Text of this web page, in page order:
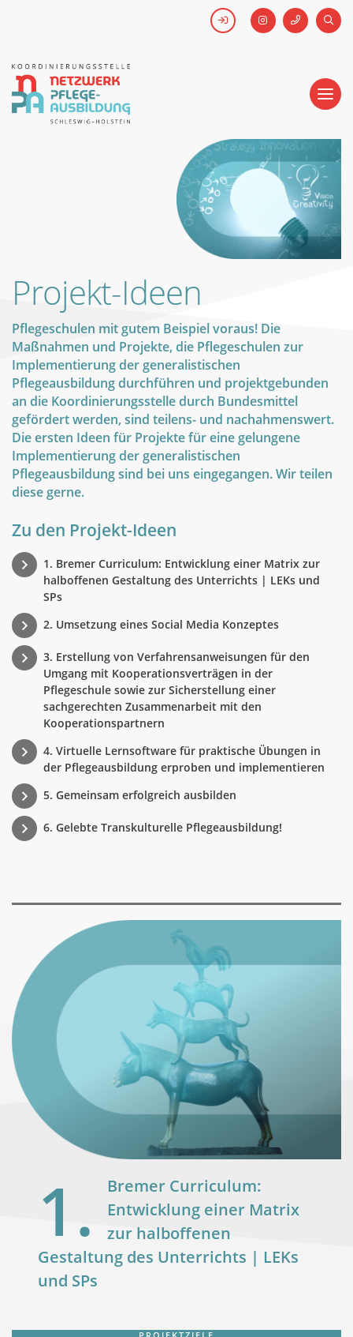
FACEBOOK
Projekt-Ideen
Pflegeschulen mit gutem Beispiel voraus! Die
Maßnahmen und Projekte, die Pflegeschulen zur
Implementierung der generalistischen
Pflegeausbildung durchführen und projektgebunden
an die Koordinierungsstelle durch Bundesmittel
gefördert werden, sind teilens- und nachahmenswert.
Die ersten Ideen für Projekte für eine gelungene
Implementierung der generalistischen
Pflegeausbildung sind bei uns eingegangen. Wir teilen
diese gerne.
Zu den Projekt-Ideen
1. Bremer Curriculum: Entwicklung einer Matrix zur
halboffenen Gestaltung des Unterrichts | LEKs und
SPs
2. Umsetzung eines Social Media Konzeptes
3. Erstellung von Verfahrensanweisungen für den
Umgang mit Kooperationsverträgen in der
Pflegeschule sowie zur Sicherstellung einer
sachgerechten Zusammenarbeit mit den
Kooperationspartnern
4. Virtuelle Lernsoftware für praktische Übungen in
der Pflegeausbildung erproben und implementieren
5. Gemeinsam erfolgreich ausbilden
6. Gelebte Transkulturelle Pflegeausbildung!
1.
Bremer Curriculum:
Entwicklung einer Matrix
zur halboffenen
Gestaltung des Unterrichts | LEKs
und SPs